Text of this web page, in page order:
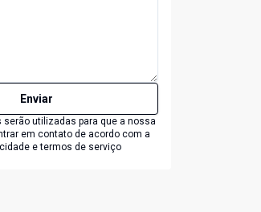
Enviar
utilizadas para que a nossa
em contato de acordo com a
e termos de serviço